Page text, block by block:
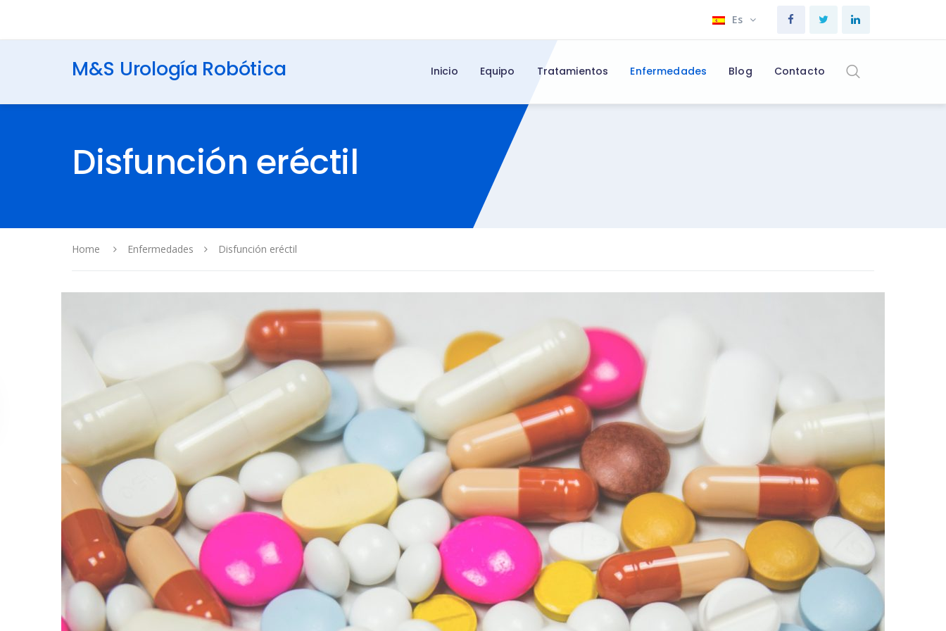
Es
M&S Urología Robótica Inicio Equipo Tratamientos Enfermedades Blog Contacto
Disfunción eréctil
Home Enfermedades Disfunción eréctil